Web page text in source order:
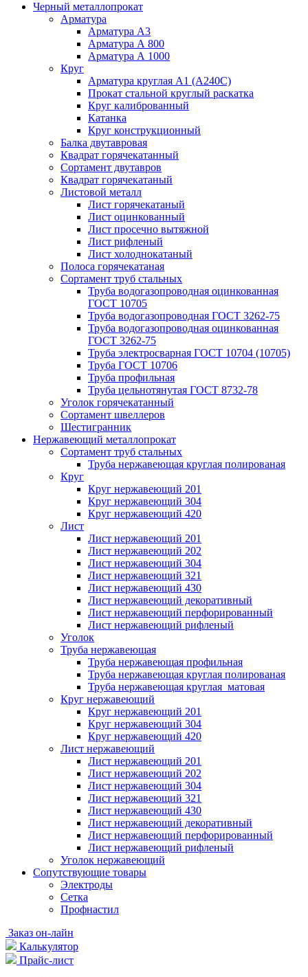
Черный металлопрокат
Арматура
Арматура А3
Арматура А 800
Арматура А 1000
Круг
Арматура круглая А1 (А240C)
Прокат стальной круглый раскатка
Круг калиброванный
Катанка
Круг конструкционный
Балка двутавровая
Квадрат горячекатанный
Сортамент двутавров
Квадрат горячекатаный
Листовой металл
Лист горячекатаный
Лист оцинкованный
Лист просечно вытяжной
Лист рифленый
Лист холоднокатаный
Полоса горячекатаная
Сортамент труб стальных
Труба водогазопроводная оцинкованная
ГОСТ 10705
Труба водогазопроводная ГОСТ 3262-75
Труба водогазопроводная оцинкованная
ГОСТ 3262-75
Труба электросварная ГОСТ 10704 (10705)
Труба ГОСТ 10706
Труба профильная
Труба цельнотянутая ГОСТ 8732-78
Уголок горячекатанный
Сортамент швеллеров
Шестигранник
Нержавеющий металлопрокат
Сортамент труб стальных
Труба нержавеющая круглая полированая
Круг
Круг нержавеющий 201
Круг нержавеющий 304
Круг нержавеющий 420
Лист
Лист нержавеющий 201
Лист нержавеющий 202
Лист нержавеющий 304
Лист нержавеющий 321
Лист нержавеющий 430
Лист нержавеющий декоративный
Лист нержавеющий перфорированный
Лист нержавеющий рифленый
Уголок
Труба нержавеющая
Труба нержавеющая профильная
Труба нержавеющая круглая полированая
Труба нержавеющая круглая матовая
Круг нержавеющий
Круг нержавеющий 201
Круг нержавеющий 304
Круг нержавеющий 420
Лист нержавеющий
Лист нержавеющий 201
Лист нержавеющий 202
Лист нержавеющий 304
Лист нержавеющий 321
Лист нержавеющий 430
Лист нержавеющий декоративный
Лист нержавеющий перфорированный
Лист нержавеющий рифленый
Уголок нержавеющий
Cопутствующие товары
Электроды
Сетка
Профнастил
Заказ он-лайн
Калькулятор
Прайс-лист